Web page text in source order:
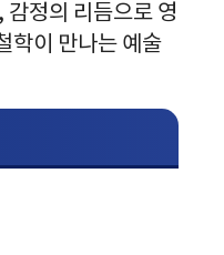
정의 리듬으로 영
학이 만나는 예술